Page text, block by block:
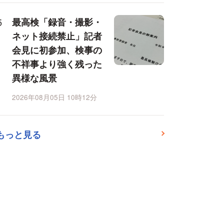
最高検「録音・撮影・
ネット接続禁止」記者
会見に初参加、検事の
不祥事より強く残った
異様な風景
2026年08月05日 10時12分
っと見る